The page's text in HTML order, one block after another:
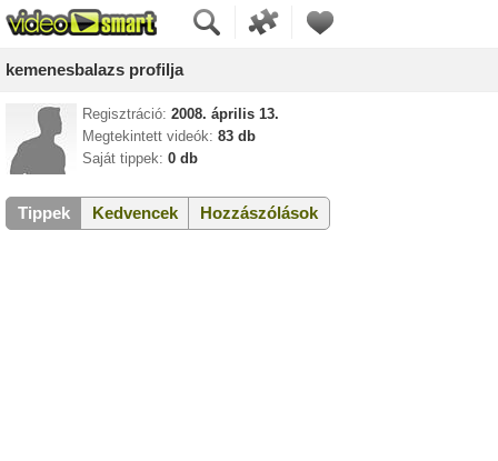
kemenesbalazs profilja
Regisztráció: 2008. április 13.
Megtekintett videók: 83 db
Saját tippek: 0 db
Tippek Kedvencek Hozzászólások